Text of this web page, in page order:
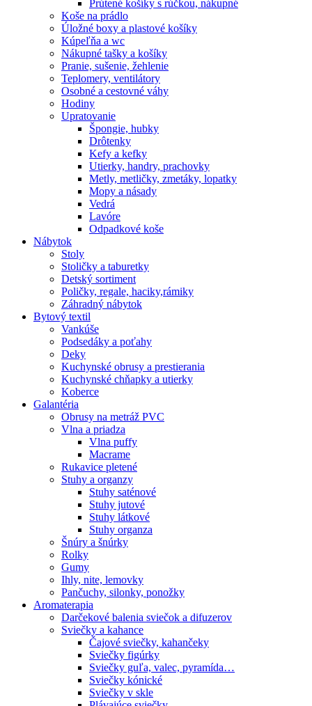
Prútené košíky s rúčkou, nákupné
Koše na prádlo
Úložné boxy a plastové košíky
Kúpeľňa a wc
Nákupné tašky a košíky
Pranie, sušenie, žehlenie
Teplomery, ventilátory
Osobné a cestovné váhy
Hodiny
Upratovanie
Špongie, hubky
Drôtenky
Kefy a kefky
Utierky, handry, prachovky
Metly, metličky, zmetáky, lopatky
Mopy a násady
Vedrá
Lavóre
Odpadkové koše
Nábytok
Stoly
Stoličky a taburetky
Detský sortiment
Poličky, regale, haciky,rámiky
Záhradný nábytok
Bytový textil
Vankúše
Podsedáky a poťahy
Deky
Kuchynské obrusy a prestierania
Kuchynské chňapky a utierky
Koberce
Galantéria
Obrusy na metráž PVC
Vlna a priadza
Vlna puffy
Macrame
Rukavice pletené
Stuhy a organzy
Stuhy saténové
Stuhy jutové
Stuhy látkové
Stuhy organza
Šnúry a šnúrky
Rolky
Gumy
Ihly, nite, lemovky
Pančuchy, silonky, ponožky
Aromaterapia
Darčekové balenia sviečok a difuzerov
Sviečky a kahance
Čajové sviečky, kahančeky
Sviečky figúrky
Sviečky guľa, valec, pyramída…
Sviečky kónické
Sviečky v skle